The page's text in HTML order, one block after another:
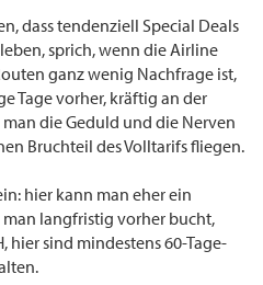
dass tendenziell Special Deals
sprich, wenn die Airline
ganz wenig Nachfrage ist,
Tage vorher, kräftig an der
die Geduld und die Nerven
Bruchteil des Volltarifs fliegen.
hier kann man eher ein
langfristig vorher bucht,
hier sind mindestens 60-Tage-